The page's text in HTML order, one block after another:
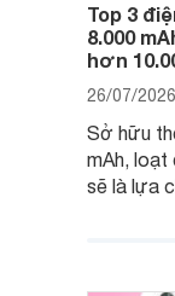
Top 3
8.000
hơn
26/07/2026
Sở hữu
mAh, loạt
sẽ là lựa